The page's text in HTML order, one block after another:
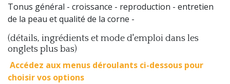
Tonus général - croissance - reproduction - entretien
de la peau et qualité de la corne -
(détails, ingrédients et mode d'emploi dans les
onglets plus bas)
Accédez aux menus déroulants ci-dessous pour
choisir vos options